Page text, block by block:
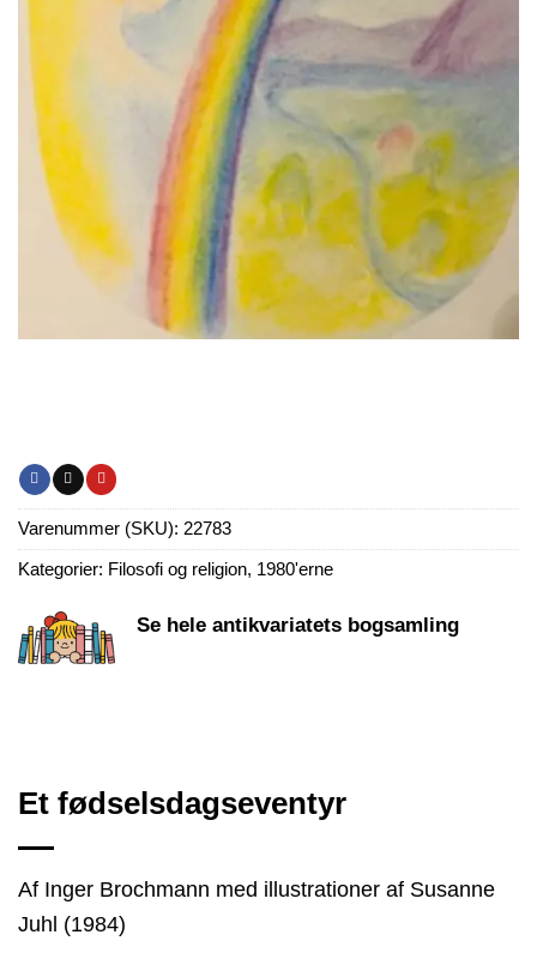
Varenummer (SKU): 22783
Kategorier: Filosofi og religion, 1980'erne
Se hele antikvariatets bogsamling
Et fødselsdagseventyr
Af Inger Brochmann med illustrationer af Susanne
Juhl (1984)